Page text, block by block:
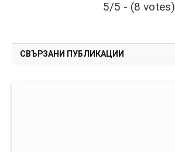
5/5 - (8 votes)
СВЪРЗАНИ ПУБЛИКАЦИИ